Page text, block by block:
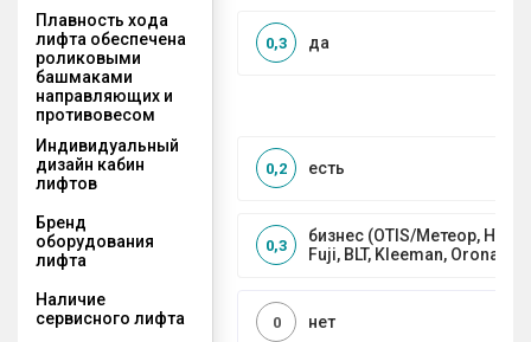
Плавность хода
лифта обеспечена
роликовыми
башмаками
направляющих и
противовесом
да
0,3
Индивидуальный
дизайн кабин
лифтов
есть
0,2
Бренд
оборудования
лифта
бизнес (OTIS/Метеор,
Fuji, BLT, Kleeman, Orona)
0,3
Наличие
сервисного лифта
нет
0